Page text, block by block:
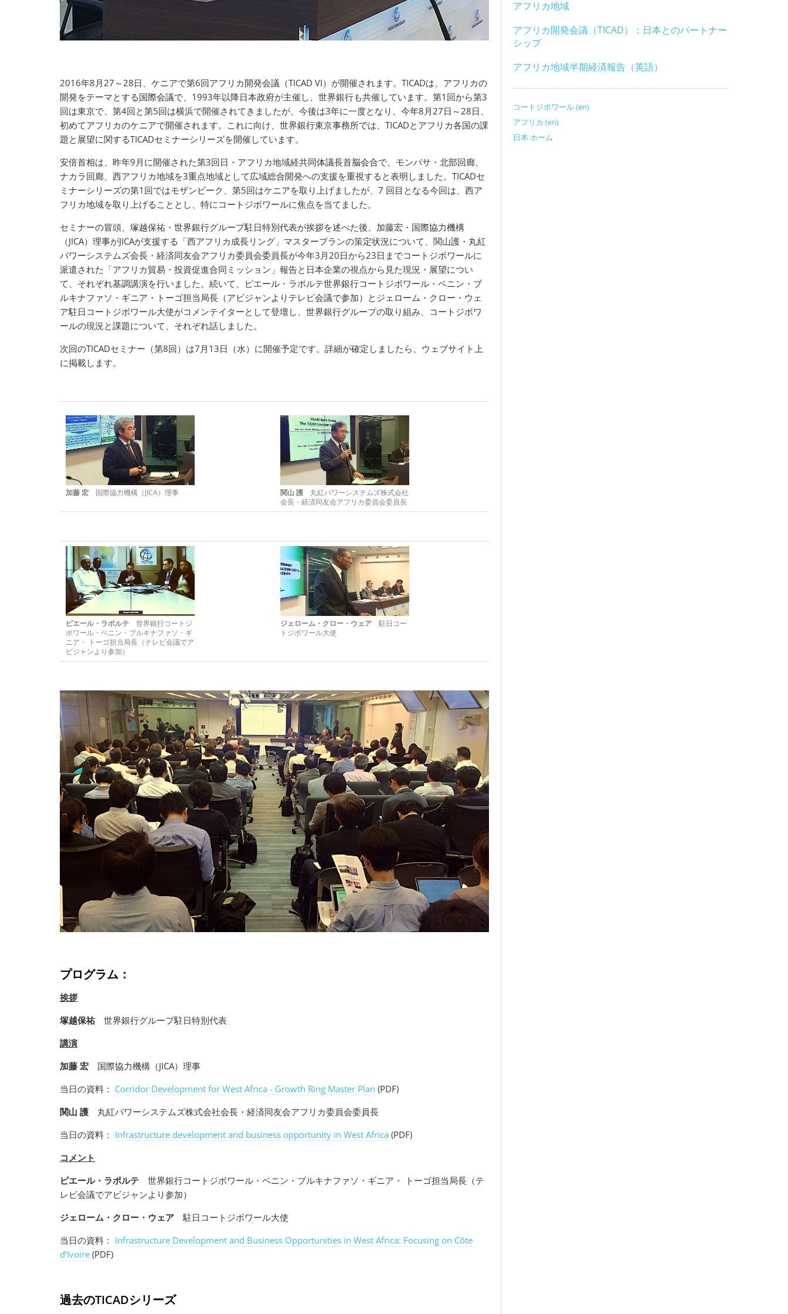
2016年8月27～28日、ケニアで第6回アフリカ開発会議（TICAD VI）が開催されます。TICADは、アフリカの
開発をテーマとする国際会議で、1993年以降日本政府が主催し、世界銀行も共催しています。第1回から第3
回は東京で、第4回と第5回は横浜で開催されてきましたが、今後は3年に一度となり、今年8月27日～28日、
初めてアフリカのケニアで開催されます。これに向け、世界銀行東京事務所では、TICADとアフリカ各国の課
題と展望に関するTICADセミナーシリーズを開催しています。
安倍首相は、昨年9月に開催された第3回日・アフリカ地域経共同体議長首脳会合で、モンバサ・北部回廊、
ナカラ回廊、西アフリカ地域を3重点地域として広域総合開発への支援を重視すると表明しました。TICADセ
ミナーシリーズの第1回ではモザンビーク、第5回はケニアを取り上げましたが、7 回目となる今回は、西ア
フリカ地域を取り上げることとし、特にコートジボワールに焦点を当てました。
セミナーの冒頭、塚越保祐・世界銀行グループ駐日特別代表が挨拶を述べた後、加藤宏・国際協力機構
（JICA）理事がJICAが支援する「西アフリカ成長リング」マスタープランの策定状況について、関山護・丸紅
パワーシステムズ会長・経済同友会アフリカ委員会委員長が今年3月20日から23日までコートジボワールに
派遣された「アフリカ貿易・投資促進合同ミッション」報告と日本企業の視点から見た現況・展望につい
て、それぞれ基調講演を行いました。続いて、ピエール・ラポルテ世界銀行コートジボワール・ベニン・ブ
ルキナファソ・ギニア・トーゴ担当局長（アビジャンよりテレビ会議で参加）とジェローム・クロー・ウェ
ア駐日コートジボワール大使がコメンテイターとして登壇し、世界銀行グループの取り組み、コートジボワ
ールの現況と課題について、それぞれ話しました。
次回のTICADセミナー（第8回）は7月13日（水）に開催予定です。詳細が確定しましたら、ウェブサイト上
に掲載します。
加藤 宏 国際協力機構（JICA）理事 関山 護 丸紅パワーシステムズ株式会社
会長・経済同友会アフリカ委員会委員長
ピエール・ラポルテ 世界銀行コートジ
ボワール・ベニン・ブルキナファソ・ギ
ニア・ トーゴ担当局長（テレビ会議でア
ビジャンより参加）
ジェローム・クロー・ウェア 駐日コー
トジボワール大使
プログラム：
挨拶
塚越保祐世界銀行グループ駐日特別代表
講演
加藤 宏 国際協力機構（JICA）理事
当日の資料： Corridor Development for West Africa - Growth Ring Master Plan (PDF)
関山 護 丸紅パワーシステムズ株式会社会長・経済同友会アフリカ委員会委員長
当日の資料： Infrastructure development and business opportunity in West Africa (PDF)
コメント
ピエール・ラポルテ 世界銀行コートジボワール・ベニン・ブルキナファソ・ギニア・ トーゴ担当局長（テ
レビ会議でアビジャンより参加）
ジェローム・クロー・ウェア 駐日コートジボワール大使
当日の資料： Infrastructure Development and Business Opportunities in West Africa: Focusing on Côte
d’Ivoire (PDF)
過去のTICADシリーズ
アフリカ地域
アフリカ開発会議（TICAD）：日本とのパートナー
シップ
アフリカ地域半期経済報告（英語）
コートジボワール (en)
アフリカ (en)
日本 ホーム